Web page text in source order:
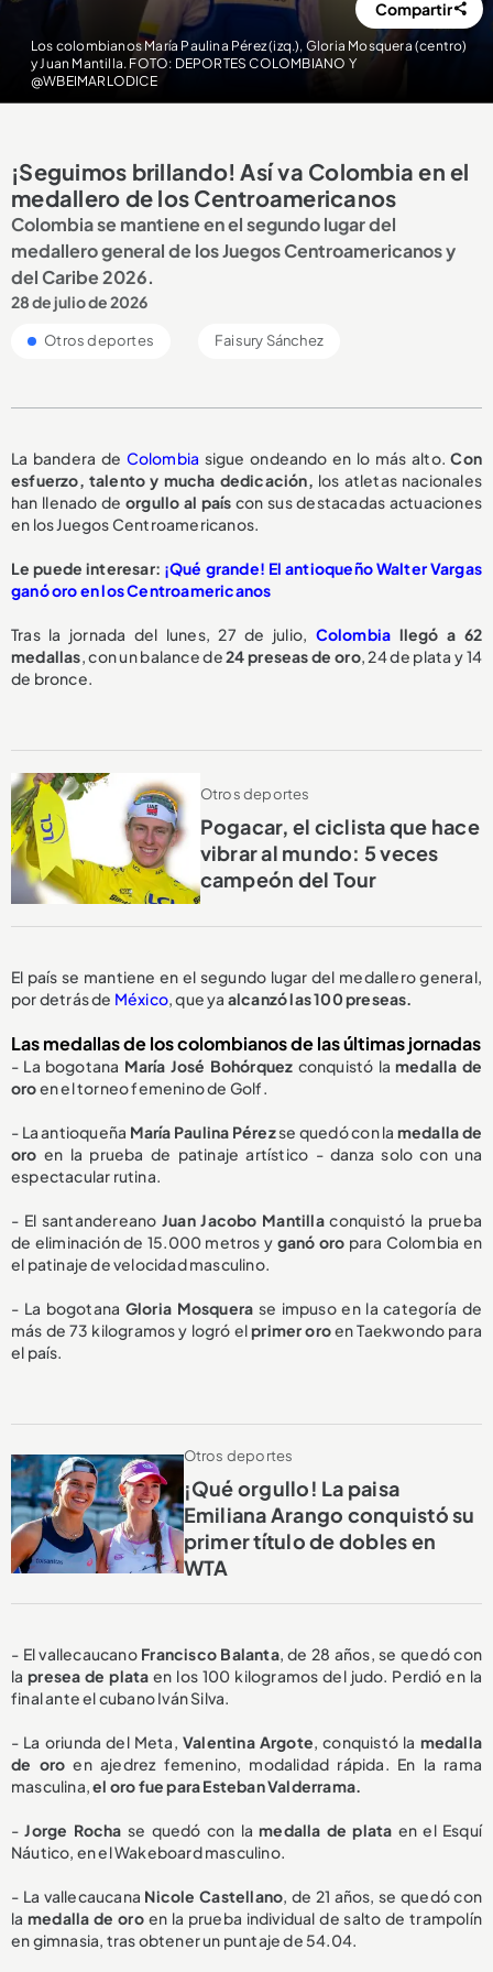
Los colombianos María Paulina Pérez (izq.), Gloria Mosquera (centro)
y Juan Mantilla. FOTO: DEPORTES COLOMBIANO Y
@WBEIMARLODICE
Compartir
¡Seguimos brillando! Así va Colombia en el
medallero de los Centroamericanos
Colombia se mantiene en el segundo lugar del
medallero general de los Juegos Centroamericanos y
del Caribe 2026.
28 de julio de 2026
Otros deportes Faisury Sánchez
La bandera de Colombia sigue ondeando en lo más alto.Con
esfuerzo, talento y mucha dedicación, los atletas nacionales
han llenado de orgullo al país con sus destacadas actuaciones
en los Juegos Centroamericanos.
Le puede interesar: ¡Qué grande! El antioqueño Walter Vargas
ganó oro en los Centroamericanos
Tras la jornada del lunes, 27 de julio, Colombia llegó a 62
medallas, con un balance de24 preseas de oro, 24 de plata y 14
de bronce.
Otros deportes
Pogacar, el ciclista que hace
vibrar al mundo: 5 veces
campeón del Tour
El país se mantiene en el segundo lugar del medallero general,
por detrás de México, que ya alcanzó las 100 preseas.
Las medallas de los colombianos de las últimas jornadas
- La bogotana María José Bohórquez conquistó lamedalla de
oroen el torneo femenino de Golf.
- La antioqueña María Paulina Pérezse quedó con la medalla de
oro en la prueba de patinaje artístico - danza solo con una
espectacular rutina.
- El santandereano Juan Jacobo Mantillaconquistó la prueba
de eliminación de 15.000 metros y ganó oro para Colombia en
el patinaje de velocidad masculino.
- La bogotana Gloria Mosquera se impuso en la categoría de
más de 73 kilogramos y logró elprimer oroen Taekwondo para
el país.
Otros deportes
¡Qué orgullo! La paisa
Emiliana Arango conquistó su
primer título de dobles en
WTA
- El vallecaucano Francisco Balanta, de 28 años, se quedó con
lapresea de plata en los 100 kilogramos del judo. Perdió en la
final ante el cubano Iván Silva.
- La oriunda del Meta, Valentina Argote, conquistó la medalla
de oro en ajedrez femenino, modalidad rápida. En la rama
masculina,el oro fue para Esteban Valderrama.
-Jorge Rocha se quedó con la medalla de plata en el Esquí
Náutico, en el Wakeboard masculino.
- La vallecaucana Nicole Castellano, de 21 años, se quedó con
lamedalla de oro en la prueba individual de salto de trampolín
en gimnasia, tras obtener un puntaje de 54.04.